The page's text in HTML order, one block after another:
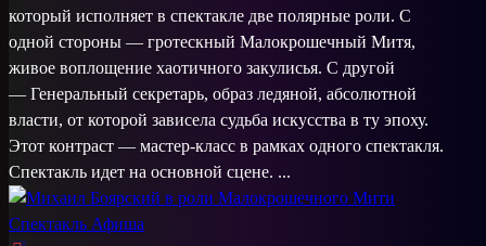
который исполняет в спектакле две полярные роли. С
одной стороны — гротескный Малокрошечный Митя,
живое воплощение хаотичного закулисья. С другой
— Генеральный секретарь, образ ледяной, абсолютной
власти, от которой зависела судьба искусства в ту эпоху.
Этот контраст — мастер-класс в рамках одного спектакля.
Спектакль идет на основной сцене. ...